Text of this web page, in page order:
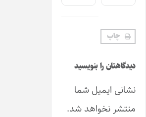
چاپ
دیدگاهتان را بنویسید
نشانی ایمیل شما
منتشر نخواهد شد.